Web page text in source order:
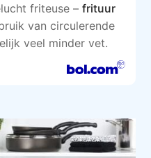
friteuse –frituur
van circulerende
veel minder vet.